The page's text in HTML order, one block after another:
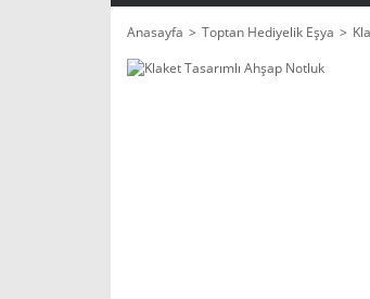
Anasayfa Toptan Hediyelik Eşya